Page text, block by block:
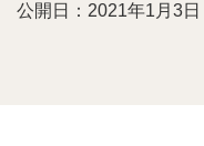
公開日：2021年1月3日